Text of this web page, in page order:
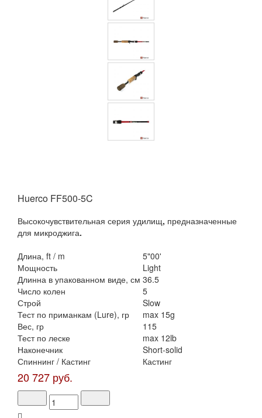
Huerco FF500-5C
Высокочувствительная серия удилищ, предназначенные
для микроджига.
Длина, ft / m
5"00'
Мощность
Light
Длинна в упакованном виде, см 36.5
Число колен
5
Строй
Slow
Тест по приманкам (Lure), гр
max 15g
Вес, гр
115
Тест по леске
max 12lb
Наконечник
Short-solid
Спиннинг / Кастинг
Кастинг
20 727 руб.